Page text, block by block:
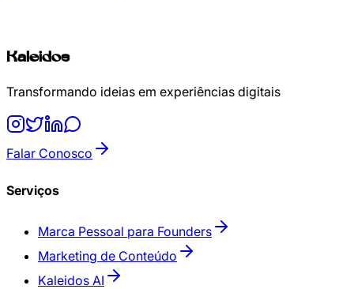
Kaleidos
Transformando ideias em experiências digitais
Falar Conosco
Serviços
Marca Pessoal para Founders
Marketing de Conteúdo
Kaleidos AI